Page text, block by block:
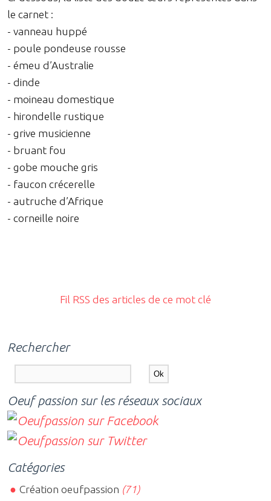
le carnet :
- vanneau huppé
- poule pondeuse rousse
- émeu d’Australie
- dinde
- moineau domestique
- hirondelle rustique
- grive musicienne
- bruant fou
- gobe mouche gris
- faucon crécerelle
- autruche d’Afrique
- corneille noire
Fil RSS des articles de ce mot clé
Rechercher
Oeuf passion sur les réseaux sociaux
Catégories
Création oeufpassion (71)